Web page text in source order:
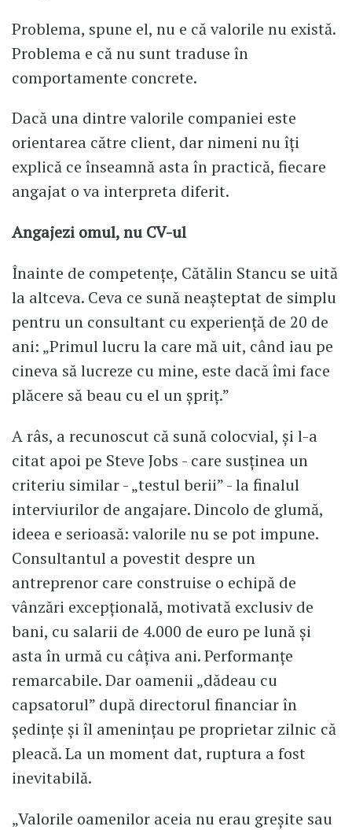
Problema, spune el, nu e că valorile nu există.
Problema e că nu sunt traduse în
comportamente concrete.
Dacă una dintre valorile companiei este
orientarea către client, dar nimeni nu îți
explică ce înseamnă asta în practică, fiecare
angajat o va interpreta diferit.
Angajezi omul, nu CV-ul
Înainte de competențe, Cătălin Stancu se uită
la altceva. Ceva ce sună neașteptat de simplu
pentru un consultant cu experiență de 20 de
ani: „Primul lucru la care mă uit, când iau pe
cineva să lucreze cu mine, este dacă îmi face
plăcere să beau cu el un șpriț.”
A râs, a recunoscut că sună colocvial, și l-a
citat apoi pe Steve Jobs - care susținea un
criteriu similar - „testul berii” - la finalul
interviurilor de angajare. Dincolo de glumă,
ideea e serioasă: valorile nu se pot impune.
Consultantul a povestit despre un
antreprenor care construise o echipă de
vânzări excepțională, motivată exclusiv de
bani, cu salarii de 4.000 de euro pe lună și
asta în urmă cu câțiva ani. Performanțe
remarcabile. Dar oamenii „dădeau cu
capsatorul” după directorul financiar în
ședințe și îl amenințau pe proprietar zilnic că
pleacă. La un moment dat, ruptura a fost
inevitabilă.
„Valorile oamenilor aceia nu erau greșite sau